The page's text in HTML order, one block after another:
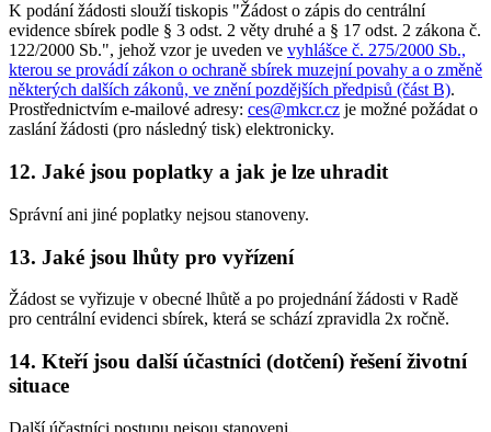
K podání žádosti slouží tiskopis "Žádost o zápis do centrální
evidence sbírek podle § 3 odst. 2 věty druhé a § 17 odst. 2 zákona č.
122/2000 Sb.", jehož vzor je uveden ve vyhlášce č. 275/2000 Sb.,
kterou se provádí zákon o ochraně sbírek muzejní povahy a o změně
některých dalších zákonů, ve znění pozdějších předpisů (část B).
Prostřednictvím e-mailové adresy: ces@mkcr.cz je možné požádat o
zaslání žádosti (pro následný tisk) elektronicky.
12. Jaké jsou poplatky a jak je lze uhradit
Správní ani jiné poplatky nejsou stanoveny.
13. Jaké jsou lhůty pro vyřízení
Žádost se vyřizuje v obecné lhůtě a po projednání žádosti v Radě
pro centrální evidenci sbírek, která se schází zpravidla 2x ročně.
14. Kteří jsou další účastníci (dotčení) řešení životní
situace
Další účastníci postupu nejsou stanoveni.